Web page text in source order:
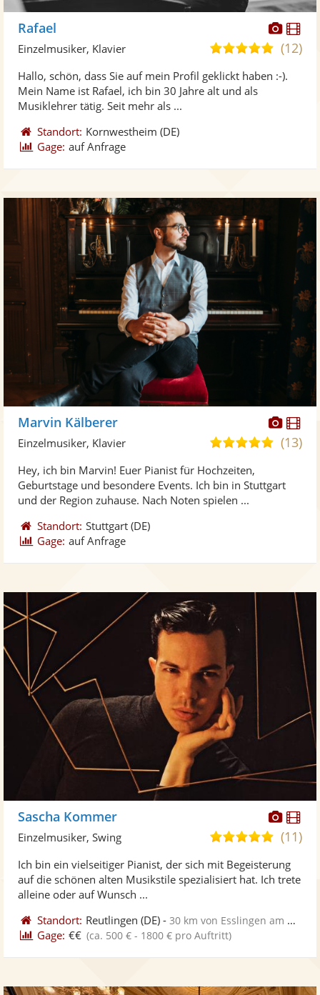
Fotos
Rafael
5,0
5
(12)
Einzelmusiker, Klavier
Hallo, schön, dass Sie auf mein Profil geklickt haben :-).
Mein Name ist Rafael, ich bin 30 Jahre alt und als
Musiklehrer tätig. Seit mehr als ...
Standort: Kornwestheim (DE)
Gage: auf Anfrage
Marvin Kälberer
5,0(13)
Einzelmusiker, Klavier
Hey, ich bin Marvin! Euer Pianist für Hochzeiten,
Geburtstage und besondere Events. Ich bin in Stuttgart
und der Region zuhause. Nach Noten spielen ...
Standort: Stuttgart (DE)
Gage: auf Anfrage
Fotos
Sascha Kommer
5,0
5
(11)
Einzelmusiker, Swing
Ich bin ein vielseitiger Pianist, der sich mit Begeisterung
auf die schönen alten Musikstile spezialisiert hat. Ich trete
alleine oder auf Wunsch ...
Standort: Reutlingen (DE) -30 km von Esslingen am Neckar
Gage: €€ (ca. 500 € - 1800 € pro Auftritt)